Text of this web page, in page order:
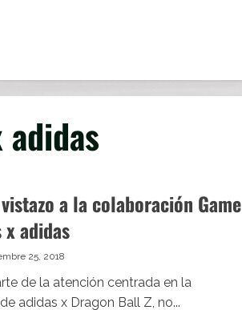
a la colaboración Game
adidas
25, 2018
de la atención centrada en la
adidas x Dragon Ball Z, no...